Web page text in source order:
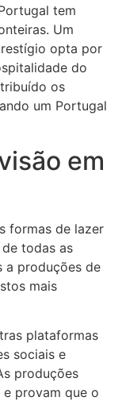
tem
Um
opta por
do
os
um Portugal
em
formas de lazer
todas as
a produções de
mais
plataformas
sociais e
produções
provam que o